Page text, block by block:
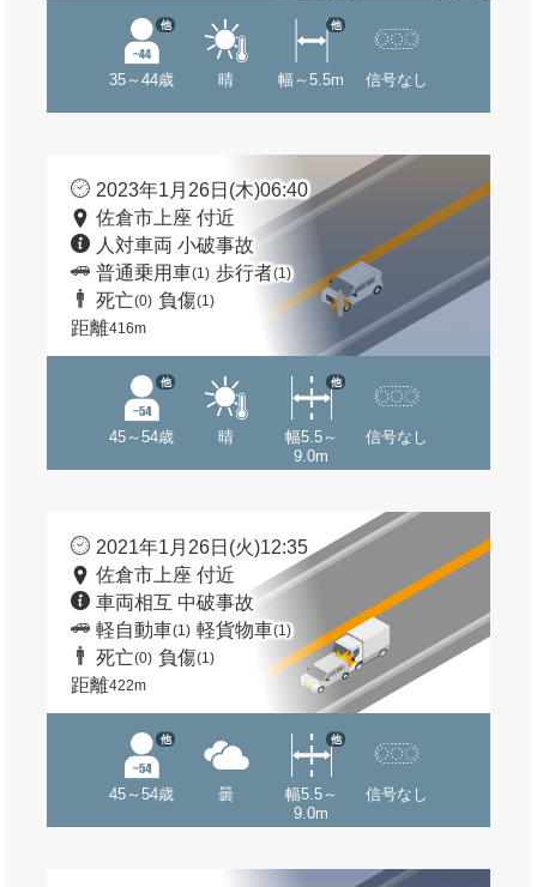
35～44歳
他
晴 幅～5.5m
他
信号なし
2023年1月26日(木)06:40
佐倉市上座 付近
人対車両 小破事故
普通乗用車(1) 歩行者(1)
死亡(0) 負傷(1)
距離416m
45～54歳
他
晴
幅5.5～
9.0m
他
信号なし
2021年1月26日(火)12:35
佐倉市上座 付近
車両相互 中破事故
軽自動車(1) 軽貨物車(1)
死亡(0) 負傷(1)
距離422m
45～54歳
他
曇
幅5.5～
9.0m
他
信号なし